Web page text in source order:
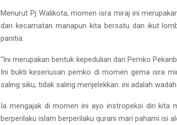
Menurut Pj Walikota, momen isra miraj ini
dari kecamatan manapun kita bersatu dan ikut
panitia.
“Ini merupakan bentuk kepedulian dari Pemko
Ini bukti keseriusan pemko di momen gema isra
saling siku, tidak saling menjelekkan. ini adalah
Ia mengajak di momen ini ayo instropeksi diri kita
berperilaku islam berperilaku qurani mari pahami isi